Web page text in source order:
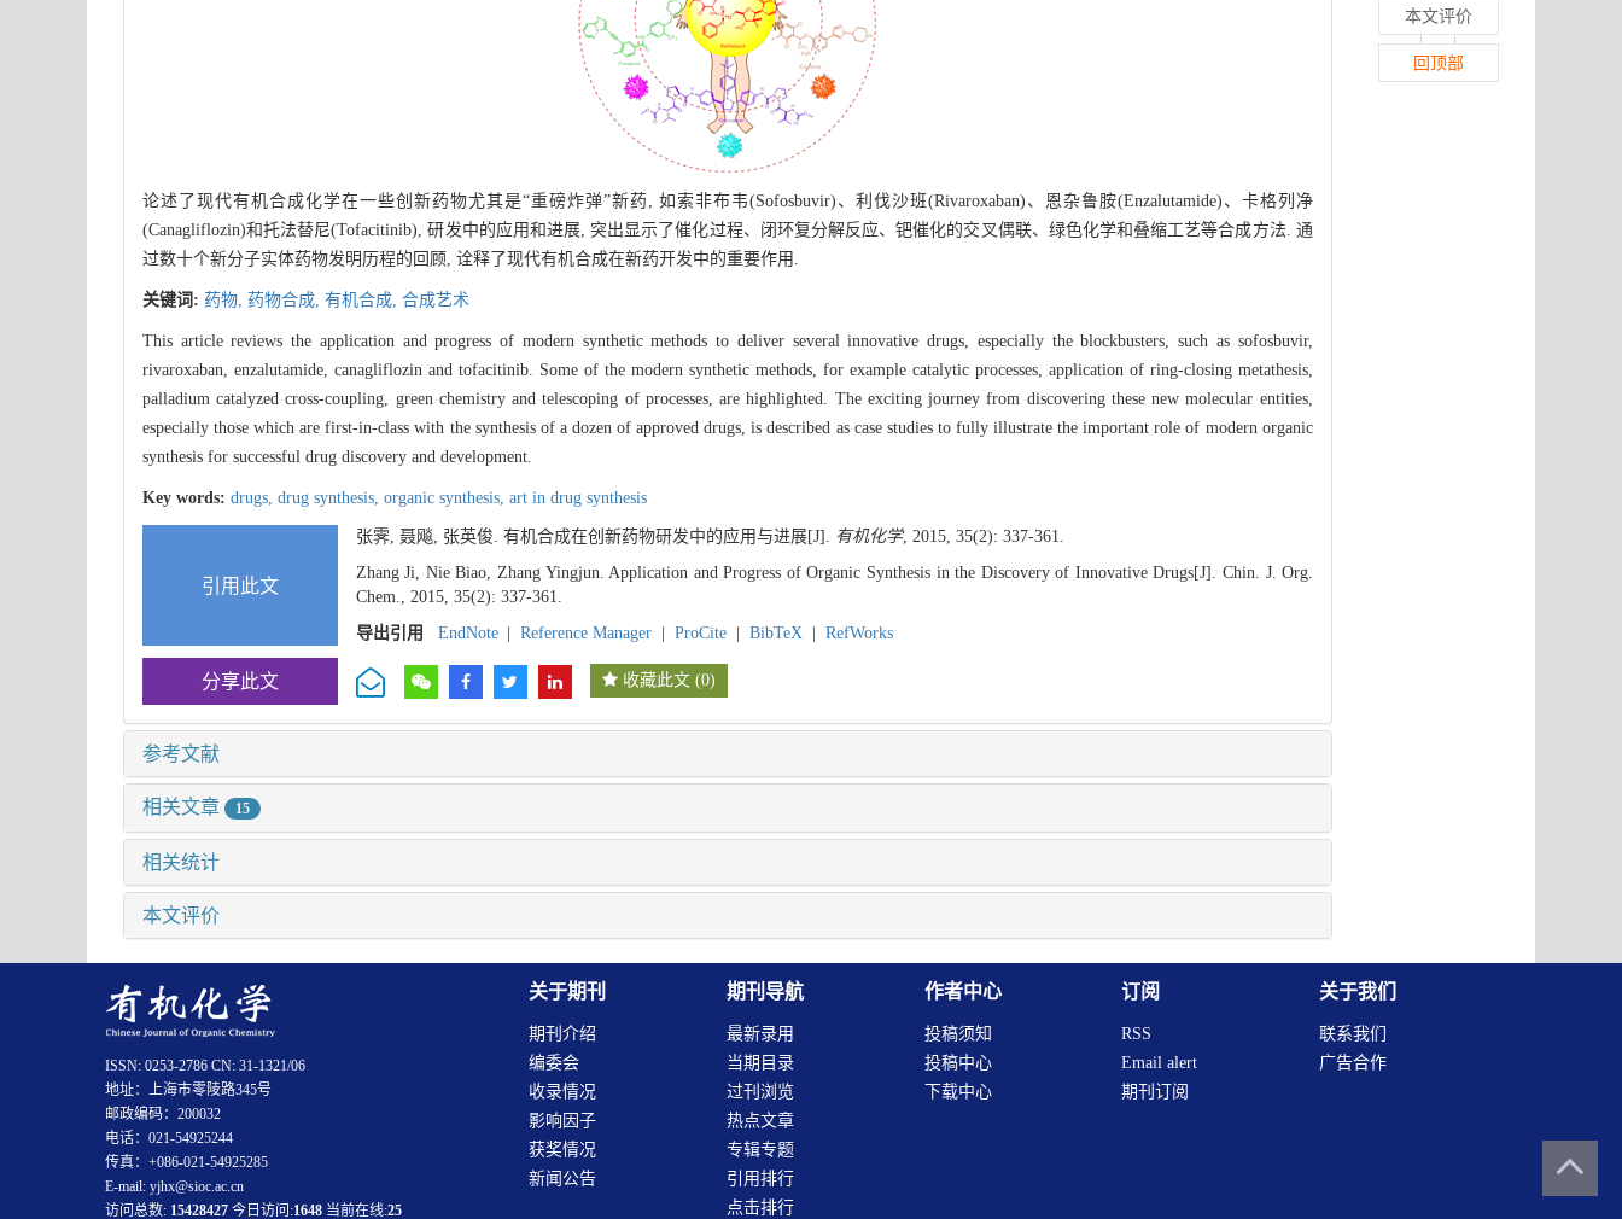
论述了现代有机合成化学在一些创新药物尤其是“重磅炸弹”新药, 如索非布韦(Sofosbuvir)、利伐沙班(Rivaroxaban)、恩杂鲁胺(Enzalutamide)、卡格列净
(Canagliflozin)和托法替尼(Tofacitinib), 研发中的应用和进展, 突出显示了催化过程、闭环复分解反应、钯催化的交叉偶联、绿色化学和叠缩工艺等合成方法. 通
过数十个新分子实体药物发明历程的回顾, 诠释了现代有机合成在新药开发中的重要作用.
关键词: 药物, 药物合成, 有机合成, 合成艺术
This article reviews the application and progress of modern synthetic methods to deliver several innovative drugs, especially the blockbusters, such as sofosbuvir,
rivaroxaban, enzalutamide, canagliflozin and tofacitinib. Some of the modern synthetic methods, for example catalytic processes, application of ring-closing metathesis,
palladium catalyzed cross-coupling, green chemistry and telescoping of processes, are highlighted. The exciting journey from discovering these new molecular entities,
especially those which are first-in-class with the synthesis of a dozen of approved drugs, is described as case studies to fully illustrate the important role of modern organic
synthesis for successful drug discovery and development.
Key words: drugs, drug synthesis, organic synthesis, art in drug synthesis
引用此文
张霁, 聂飚, 张英俊. 有机合成在创新药物研发中的应用与进展[J]. 有机化学, 2015, 35(2): 337-361.
Zhang Ji, Nie Biao, Zhang Yingjun. Application and Progress of Organic Synthesis in the Discovery of Innovative Drugs[J]. Chin. J. Org.
Chem., 2015, 35(2): 337-361.
导出引用
EndNote Reference Manager ProCite BibTeX RefWorks
分享此文 收藏此文 (0)
参考文献
相关文章 15
相关统计
本文评价
本文评价
回顶部
关于期刊
期刊介绍
编委会
收录情况
影响因子
获奖情况
新闻公告
期刊导航
最新录用
当期目录
过刊浏览
热点文章
专辑专题
引用排行
点击排行
作者中心
投稿须知
投稿中心
下载中心
订阅
RSS
Email alert
期刊订阅
关于我们
联系我们
广告合作
ISSN: 0253-2786 CN: 31-1321/06
地址：上海市零陵路345号
邮政编码：200032
电话：021-54925244
传真：+086-021-54925285
E-mail: yjhx@sioc.ac.cn
访问总数: 15428427 今日访问:1648 当前在线:25